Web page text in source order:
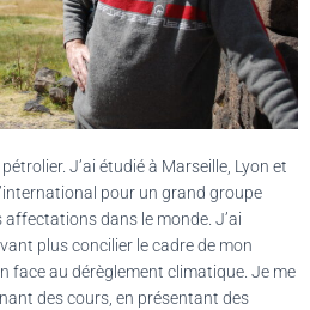
J’ai étudié à Marseille, Lyon et
pour un grand groupe
dans le monde. J’ai
plus concilier le cadre de mon
face au dérèglement climatique. Je me
des cours, en présentant des